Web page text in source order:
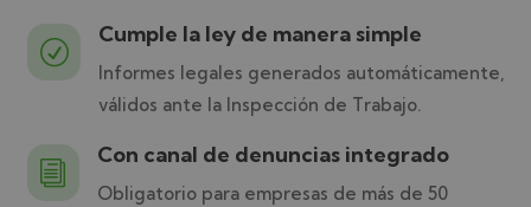
R
Cumple la ley de manera simple
Informes legales generados automáticamente,
válidos ante la Inspección de Trabajo.
i
Con canal de denuncias integrado
Obligatorio para empresas de más de 50